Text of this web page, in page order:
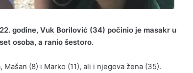
godine, Vuk Borilović (34) počinio je masakr u
osoba, a ranio šestoro.
(8) i Marko (11), ali i njegova žena (35).